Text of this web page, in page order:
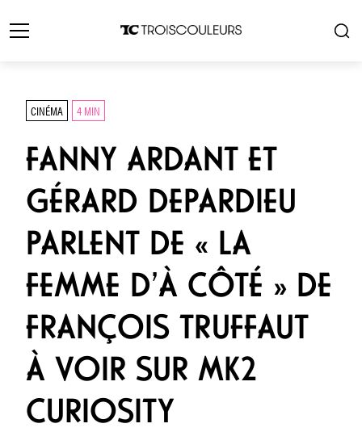
CINÉMA 4 MIN
FANNY ARDANT ET
GÉRARD DEPARDIEU
PARLENT DE « LA
FEMME D’À CÔTÉ » DE
FRANÇOIS TRUFFAUT
À VOIR SUR MK2
CURIOSITY